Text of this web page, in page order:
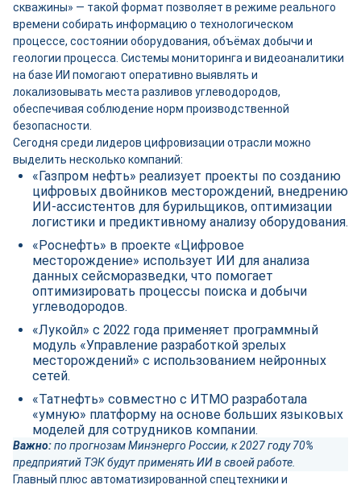
скважины» — такой формат позволяет в режиме реального
времени собирать информацию о технологическом
процессе, состоянии оборудования, объёмах добычи и
геологии процесса. Системы мониторинга и видеоаналитики
на базе ИИ помогают оперативно выявлять и
локализовывать места разливов углеводородов,
обеспечивая соблюдение норм производственной
безопасности.
Сегодня среди лидеров цифровизации отрасли можно
выделить несколько компаний:
«Газпром нефть» реализует проекты по созданию
цифровых двойников месторождений, внедрению
ИИ-ассистентов для бурильщиков, оптимизации
логистики и предиктивному анализу оборудования.
«Роснефть» в проекте «Цифровое
месторождение» использует ИИ для анализа
данных сейсморазведки, что помогает
оптимизировать процессы поиска и добычи
углеводородов.
«Лукойл» с 2022 года применяет программный
модуль «Управление разработкой зрелых
месторождений» с использованием нейронных
сетей.
«Татнефть» совместно с ИТМО разработала
«умную» платформу на основе больших языковых
моделей для сотрудников компании.
Важно:по прогнозам Минэнерго России, к 2027 году 70%
предприятий ТЭК будут применять ИИ в своей работе.
Главный плюс автоматизированной спецтехники и